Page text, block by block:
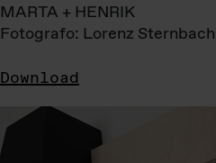
MARTA + HENRIK
Fotografo: Lorenz Sternbach
Download